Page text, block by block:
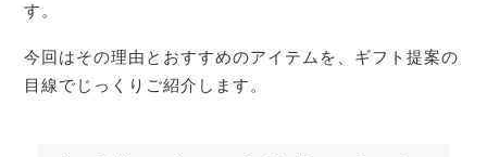
す。
今回はその理由とおすすめのアイテムを、ギフト提案の
目線でじっくりご紹介します。